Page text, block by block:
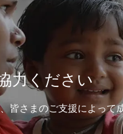
力ください
皆さまのご支援によって